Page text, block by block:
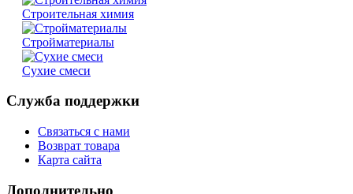
Строительная химия
Стройматериалы
Сухие смеси
Служба поддержки
Связаться с нами
Возврат товара
Карта сайта
Дополнительно